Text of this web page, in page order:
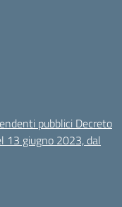
pubblici Decreto
13 giugno 2023, dal